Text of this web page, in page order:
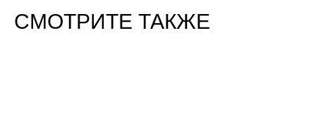
СМОТРИТЕ ТАКЖЕ